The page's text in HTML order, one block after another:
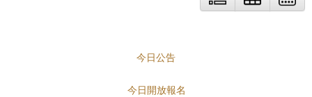
今日公告
今日開放報名